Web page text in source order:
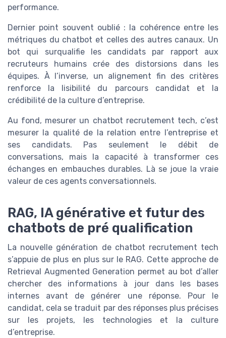
performance.
Dernier point souvent oublié : la cohérence entre les
métriques du chatbot et celles des autres canaux. Un
bot qui surqualifie les candidats par rapport aux
recruteurs humains crée des distorsions dans les
équipes. À l’inverse, un alignement fin des critères
renforce la lisibilité du parcours candidat et la
crédibilité de la culture d’entreprise.
Au fond, mesurer un chatbot recrutement tech, c’est
mesurer la qualité de la relation entre l’entreprise et
ses candidats. Pas seulement le débit de
conversations, mais la capacité à transformer ces
échanges en embauches durables. Là se joue la vraie
valeur de ces agents conversationnels.
RAG, IA générative et futur des
chatbots de pré qualification
La nouvelle génération de chatbot recrutement tech
s’appuie de plus en plus sur le RAG. Cette approche de
Retrieval Augmented Generation permet au bot d’aller
chercher des informations à jour dans les bases
internes avant de générer une réponse. Pour le
candidat, cela se traduit par des réponses plus précises
sur les projets, les technologies et la culture
d’entreprise.